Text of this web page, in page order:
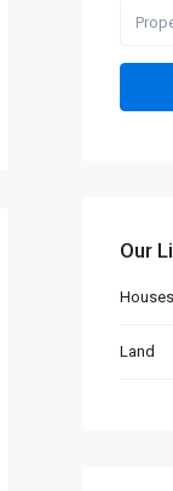
Our
Houses
Land